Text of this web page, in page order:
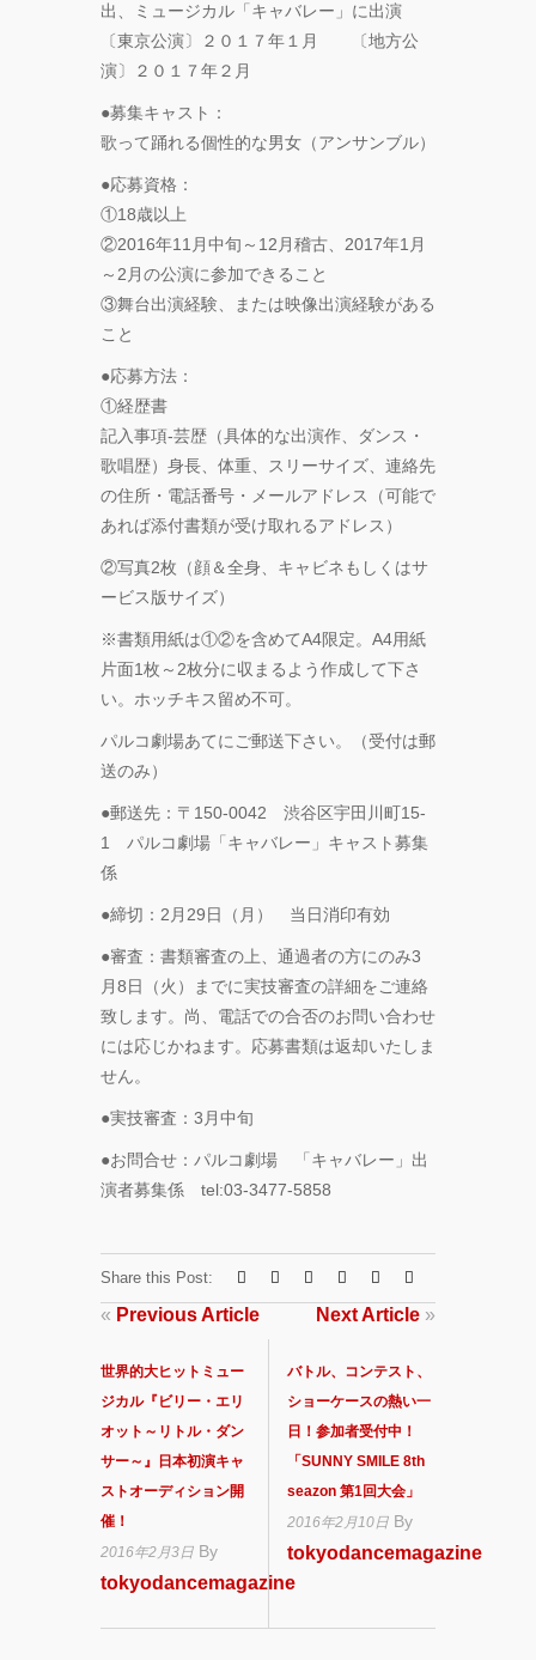
KADOKAWA
DREAMS
SHOW
Zabu
PARCO
TOUR』
「GREENROOM
ポート！
FOLLOW TDM:
出、ミュージカル「キャバレー」に出演
〔東京公演〕２０１７年１月 〔地方公
演〕２０１７年２月
●募集キャスト：
歌って踊れる個性的な男女（アンサンブル）
●応募資格：
①18歳以上
②2016年11月中旬～12月稽古、2017年1月
～2月の公演に参加できること
③舞台出演経験、または映像出演経験がある
こと
●応募方法：
①経歴書
記入事項-芸歴（具体的な出演作、ダンス・
歌唱歴）身長、体重、スリーサイズ、連絡先
の住所・電話番号・メールアドレス（可能で
あれば添付書類が受け取れるアドレス）
②写真2枚（顔＆全身、キャビネもしくはサ
ービス版サイズ）
※書類用紙は①②を含めてA4限定。A4用紙
片面1枚～2枚分に収まるよう作成して下さ
い。ホッチキス留め不可。
パルコ劇場あてにご郵送下さい。（受付は郵
送のみ）
●郵送先：〒150-0042 渋谷区宇田川町15-
1 パルコ劇場「キャバレー」キャスト募集
係
●締切：2月29日（月） 当日消印有効
●審査：書類審査の上、通過者の方にのみ3
月8日（火）までに実技審査の詳細をご連絡
致します。尚、電話での合否のお問い合わせ
には応じかねます。応募書類は返却いたしま
せん。
●実技審査：3月中旬
●お問合せ：パルコ劇場 「キャバレー」出
演者募集係 tel:03-3477-5858
Share this Post:
« Previous Article
世界的大ヒットミュー
ジカル『ビリー・エリ
オット～リトル・ダン
サー～』日本初演キャ
ストオーディション開
催！
2016年2月3日 By
tokyodancemagazine
Next Article »
バトル、コンテスト、
ショーケースの熱い一
日！参加者受付中！
「SUNNY SMILE 8th
seazon 第1回大会」
2016年2月10日 By
tokyodancemagazine